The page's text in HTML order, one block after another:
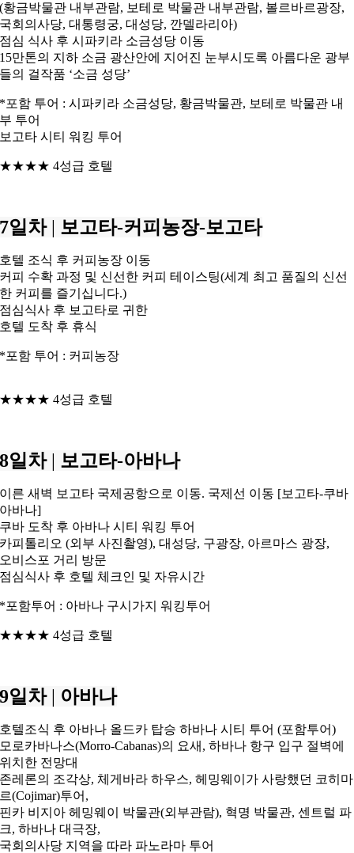
(황금박물관 내부관람, 보테로 박물관 내부관람, 볼르바르광장,
국회의사당, 대통령궁, 대성당, 깐델라리아)
점심 식사 후 시파키라 소금성당 이동
15만톤의 지하 소금 광산안에 지어진 눈부시도록 아름다운 광부
들의 걸작품 ‘소금 성당’
*포함 투어 : 시파키라 소금성당, 황금박물관, 보테로 박물관 내
부 투어
보고타 시티 워킹 투어
★★★★ 4성급 호텔
7일차 | 보고타-커피농장-보고타
호텔 조식 후 커피농장 이동
커피 수확 과정 및 신선한 커피 테이스팅(세계 최고 품질의 신선
한 커피를 즐기십니다.)
점심식사 후 보고타로 귀한
호텔 도착 후 휴식
*포함 투어 : 커피농장
★★★★ 4성급 호텔
8일차 | 보고타-아바나
이른 새벽 보고타 국제공항으로 이동. 국제선 이동 [보고타-쿠바
아바나]
쿠바 도착 후 아바나 시티 워킹 투어
카피톨리오 (외부 사진촬영), 대성당, 구광장, 아르마스 광장,
오비스포 거리 방문
점심식사 후 호텔 체크인 및 자유시간
*포함투어 : 아바나 구시가지 워킹투어
★★★★ 4성급 호텔
9일차 | 아바나
호텔조식 후 아바나 올드카 탑승 하바나 시티 투어 (포함투어)
모로카바나스(Morro-Cabanas)의 요새, 하바나 항구 입구 절벽에
위치한 전망대
존레론의 조각상, 체게바라 하우스, 헤밍웨이가 사랑했던 코히마
르(Cojimar)투어,
핀카 비지아 헤밍웨이 박물관(외부관람), 혁명 박물관, 센트럴 파
크, 하바나 대극장,
국회의사당 지역을 따라 파노라마 투어